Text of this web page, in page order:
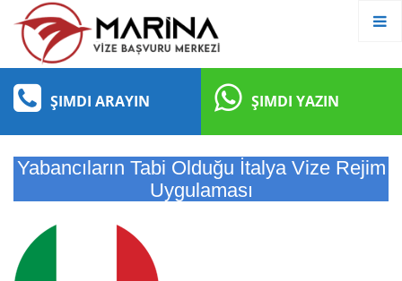
ŞIMDI ARAYIN ŞIMDI YAZIN
Yabancıların Tabi Olduğu İtalya Vize Rejim
Uygulaması